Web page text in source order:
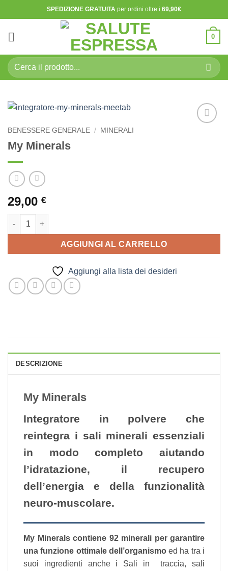
ai
contenuti
SPEDIZIONE GRATUITA per ordini oltre i 69,90€
0
Cerca:
BENESSERE GENERALE / MINERALI
My Minerals
29,00 €
My Minerals quantità
AGGIUNGI AL CARRELLO
Aggiungi alla lista dei desideri
DESCRIZIONE
My Minerals
Integratore in polvere che
reintegra i sali minerali essenziali
in modo completo aiutando
l’idratazione, il recupero
dell’energia e della funzionalità
neuro-muscolare.
My Minerals contiene 92 minerali per garantire
una funzione ottimale dell’organismoed ha tra i
suoi ingredienti anche i Sali in traccia, sali